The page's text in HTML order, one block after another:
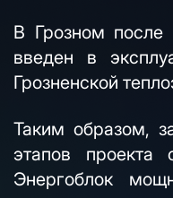
В Грозном после
введен в
Грозненской
Таким образом,
этапов проекта
Энергоблок